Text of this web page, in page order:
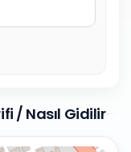
/ Nasıl Gidilir